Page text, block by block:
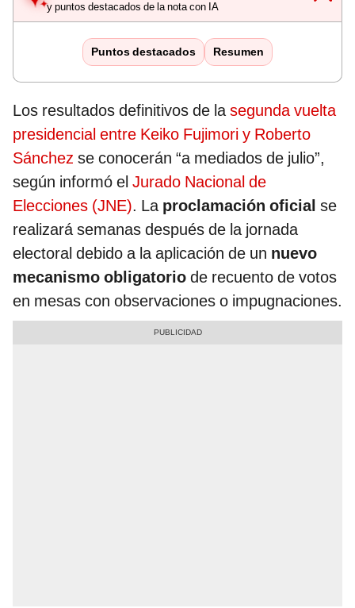
y puntos destacados de la nota con IA
Puntos destacados Resumen
Los resultados definitivos de lasegunda vuelta
presidencial entre Keiko Fujimori y Roberto
Sánchez se conocerán “a mediados de julio”,
según informó el Jurado Nacional de
Elecciones (JNE). La proclamación oficial se
realizará semanas después de la jornada
electoral debido a la aplicación de un nuevo
mecanismo obligatorio de recuento de votos
en mesas con observaciones o impugnaciones.